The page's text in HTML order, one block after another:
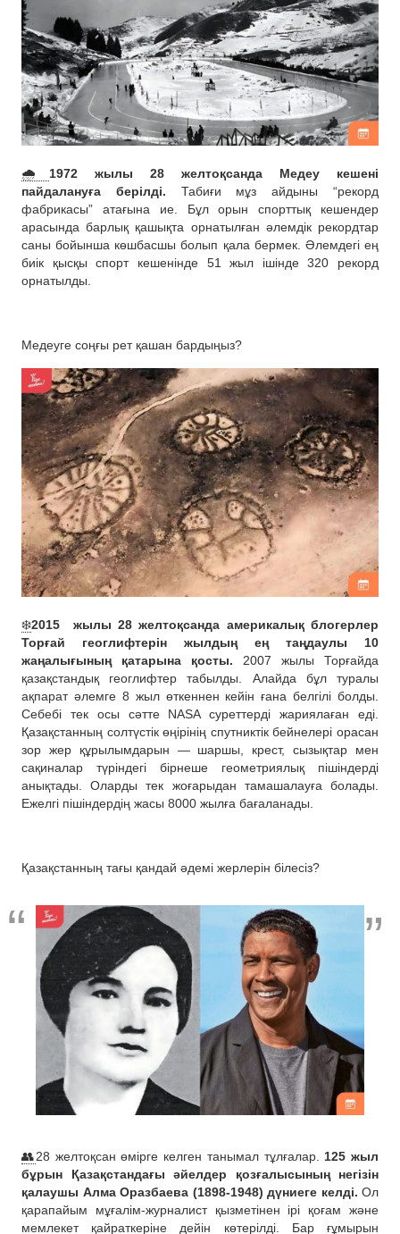
🌧 1972 жылы 28 желтоқсанда Медеу кешені
пайдалануға берілді. Табиғи мұз айдыны “рекорд
фабрикасы” атағына ие. Бұл орын спорттық кешендер
арасында барлық қашықта орнатылған әлемдік рекордтар
саны бойынша көшбасшы болып қала бермек. Әлемдегі ең
биік қысқы спорт кешенінде 51 жыл ішінде 320 рекорд
орнатылды.
Медеуге соңғы рет қашан бардыңыз?
❄️2015
жылы 28 желтоқсанда америкалық блогерлер
Торғай геоглифтерін жылдың ең таңдаулы 10
жаңалығының қатарына қосты. 2007 жылы Торғайда
қазақстандық геоглифтер табылды. Алайда бұл туралы
ақпарат әлемге 8 жыл өткеннен кейін ғана белгілі болды.
Себебі тек осы сәтте NASA суреттерді жариялаған еді.
Қазақстанның солтүстік өңірінің спутниктік бейнелері орасан
зор жер құрылымдарын — шаршы, крест, сызықтар мен
сақиналар түріндегі бірнеше геометриялық пішіндерді
анықтады. Оларды тек жоғарыдан тамашалауға болады.
Ежелгі пішіндердің жасы 8000 жылға бағаланады.
Қазақстанның тағы қандай әдемі жерлерін білесіз?
👥28 желтоқсан өмірге келген танымал тұлғалар.125 жыл
бұрын Қазақстандағы әйелдер қозғалысының негізін
қалаушы Алма Оразбаева (1898-1948) дүниеге келді. Ол
қарапайым мұғалім-журналист қызметінен ірі қоғам және
мемлекет қайраткеріне дейін көтерілді. Бар ғұмырын